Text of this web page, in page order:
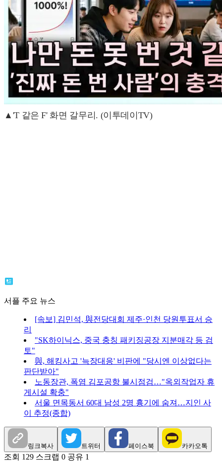
▲'T 같은 F' 화면 갈무리. (이투데이TV)
서플 주요 뉴스
[속보] 김민석, 與전당대회 제주·인천 당원투표서 승
리
"SK하이닉스, 중국 충칭 패키징공장 지분매각 등 검
토"
與, 해킹사고 '늑장대응' 비판에 "당시엔 이상없다는
판단받아"
노동장관, 폭염 김포공항 불시점검…"옥외작업자 휴
게시설 확충"
서울 면목동서 60대 남성 2명 흉기에 숨져…지인 사
이 추정(종합)
링크복사 트위터 페이스북 카카오톡
조회 129 스크랩 0 공유 1